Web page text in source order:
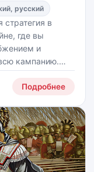
русский
стратегия в
где вы
и
кампанию.
где важны
а не
Подробнее